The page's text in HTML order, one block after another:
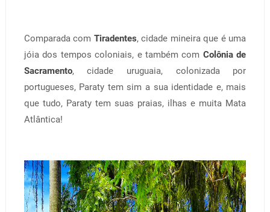
Comparada com Tiradentes, cidade mineira que é uma
jóia dos tempos coloniais, e também com Colônia de
Sacramento, cidade uruguaia, colonizada por
portugueses, Paraty tem sim a sua identidade e, mais
que tudo, Paraty tem suas praias, ilhas e muita Mata
Atlântica!